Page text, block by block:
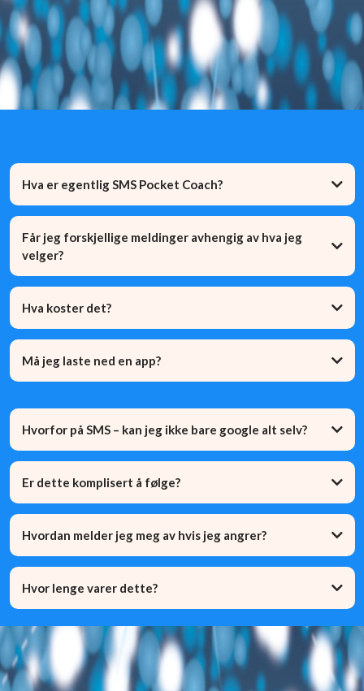
Ofte Stilte Spørsmål (FAQ)
Hva er egentlig SMS Pocket Coach?
Får jeg forskjellige meldinger avhengig av hva jeg
velger?
Hva koster det?
Må jeg laste ned en app?
Hvorfor på SMS – kan jeg ikke bare google alt selv?
Er dette komplisert å følge?
Hvordan melder jeg meg av hvis jeg angrer?
Hvor lenge varer dette?